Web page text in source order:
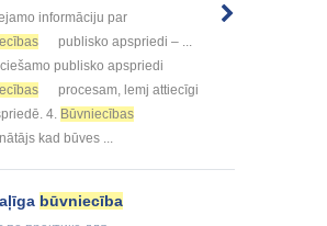
informāciju par
publisko apspriedi – ...
publisko apspriedi
procesam, lemj attiecīgi
4. Būvniecības
kad būves ...
būvniecība